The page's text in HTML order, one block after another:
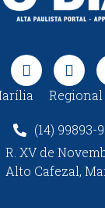
Regional
(14) 99893-
R. XV de
Alto Cafezal,